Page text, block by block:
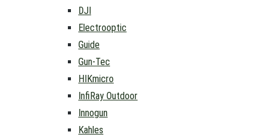
DJI
Electrooptic
Guide
Gun-Tec
HIKmicro
InfiRay Outdoor
Innogun
Kahles